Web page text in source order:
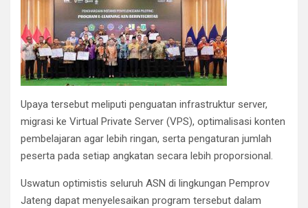
Upaya tersebut meliputi penguatan infrastruktur server,
migrasi ke Virtual Private Server (VPS), optimalisasi konten
pembelajaran agar lebih ringan, serta pengaturan jumlah
peserta pada setiap angkatan secara lebih proporsional.
Uswatun optimistis seluruh ASN di lingkungan Pemprov
Jateng dapat menyelesaikan program tersebut dalam